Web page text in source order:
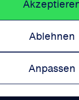
Anpassen
Ablehnen